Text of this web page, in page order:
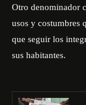
Otro denominador
usos y costumbres
que seguir los
sus habitantes.